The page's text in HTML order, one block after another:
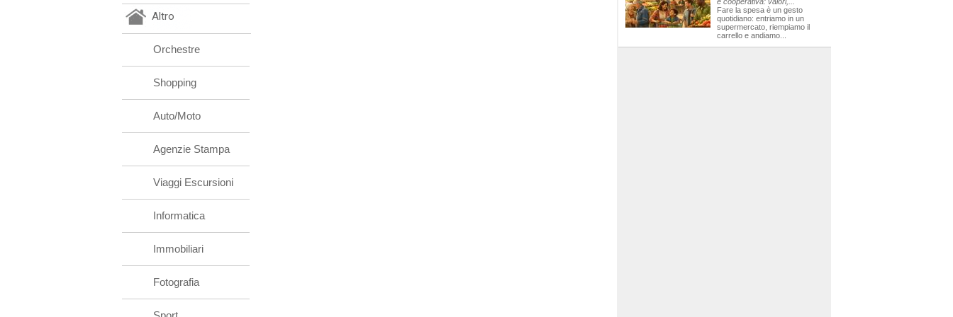
Altro
Orchestre
Shopping
Auto/Moto
Agenzie Stampa
Viaggi Escursioni
Informatica
Immobiliari
Fotografia
Fare la spesa è un gesto
quotidiano: entriamo in un
supermercato, riempiamo il
carrello e andiamo...